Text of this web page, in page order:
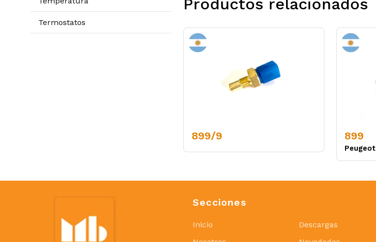
Termostatos
Productos relacionados
899/9 899
Peugeot
Secciones
Inicio
Descargas